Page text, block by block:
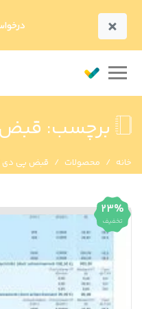
×
برچسب: قبض
خانه محصولات قبض پی دی
23%
تخفیف